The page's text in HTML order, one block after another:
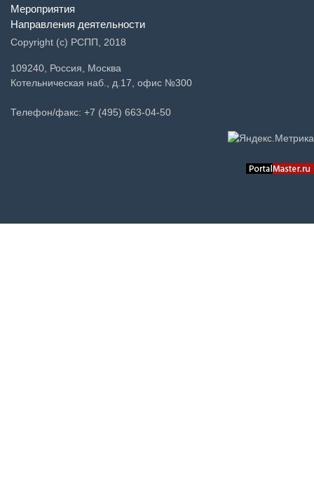
Мероприятия
Направления деятельности
Copyright (c) РСПП, 2018
109240, Россия, Москва
Котельническая наб., д.17, офис №300
Телефон/факс: +7 (495) 663-04-50